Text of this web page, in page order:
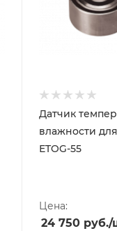
Датчик
влажности
ЕTOG-55
Цена:
24 750руб./